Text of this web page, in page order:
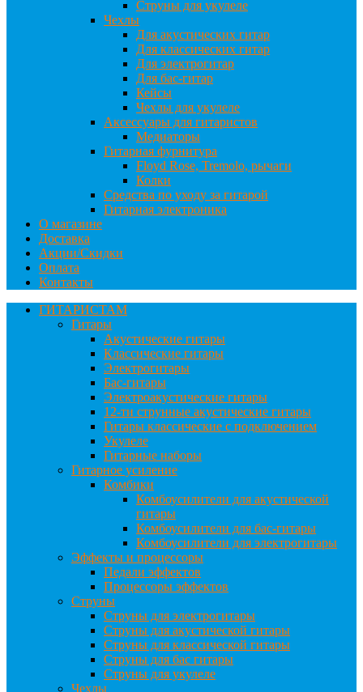
Струны для укулеле
Чехлы
Для акустических гитар
Для классических гитар
Для электрогитар
Для бас-гитар
Кейсы
Чехлы для укулеле
Аксессуары для гитаристов
Медиаторы
Гитарная фурнитура
Floyd Rose, Tremolo, рычаги
Колки
Средства по уходу за гитарой
Гитарная электроника
О магазине
Доставка
Акции/Скидки
Оплата
Контакты
ГИТАРИСТАМ
Гитары
Акустические гитары
Классические гитары
Электрогитары
Бас-гитары
Электроакустические гитары
12-ти струнные акустические гитары
Гитары классические с подключением
Укулеле
Гитарные наборы
Гитарное усиление
Комбики
Комбоусилители для акустической
гитары
Комбоусилители для бас-гитары
Комбоусилители для электрогитары
Эффекты и процессоры
Педали эффектов
Процессоры эффектов
Струны
Струны для электрогитары
Струны для акустической гитары
Струны для классической гитары
Струны для бас гитары
Струны для укулеле
Чехлы